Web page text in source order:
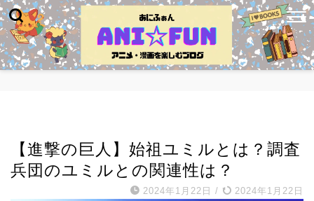
【進撃の巨人】始祖ユミルとは？調査
兵団のユミルとの関連性は？
2024年1月22日 / 2024年1月22日